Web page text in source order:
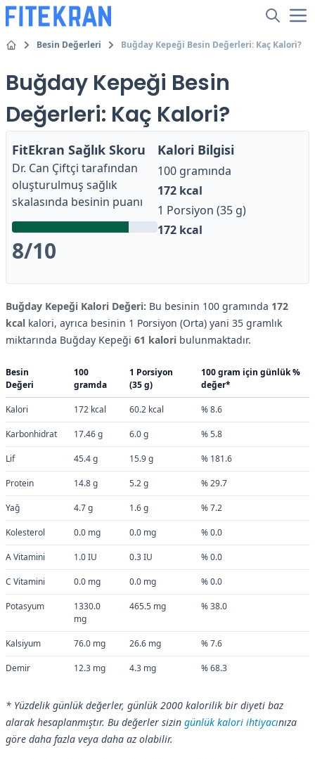
Besin Değerleri Buğday Kepeği Besin Değerleri: Kaç Kalori?
Buğday Kepeği Besin
Değerleri: Kaç Kalori?
FitEkran Sağlık Skoru
Dr. Can Çiftçi tarafından
oluşturulmuş sağlık
skalasında besinin puanı
8/10
Kalori Bilgisi
100 gramında
172 kcal
1 Porsiyon (35 g)
172 kcal
Buğday Kepeği Kalori Değeri: Bu besinin 100 gramında 172
kcal kalori, ayrıca besinin 1 Porsiyon (Orta) yani 35 gramlık
miktarında Buğday Kepeği 61 kalori bulunmaktadır.
Besin
Değeri
100
gramda
1 Porsiyon
(35 g)
100 gram için günlük %
değer*
Kalori 172 kcal 60.2 kcal % 8.6
Karbonhidrat 17.46 g 6.0 g % 5.8
Lif 45.4 g 15.9 g % 181.6
Protein 14.8 g 5.2 g % 29.7
Yağ 4.7 g 1.6 g % 7.2
Kolesterol 0.0 mg 0.0 mg % 0.0
A Vitamini 1.0 IU 0.3 IU % 0.0
C Vitamini 0.0 mg 0.0 mg % 0.0
Potasyum
1330.0
mg
465.5 mg % 38.0
Kalsiyum 76.0 mg 26.6 mg % 7.6
Demir 12.3 mg 4.3 mg % 68.3
* Yüzdelik günlük değerler, günlük 2000 kalorilik bir diyeti baz
alarak hesaplanmıştır. Bu değerler sizin günlük kalori ihtiyacınıza
göre daha fazla veya daha az olabilir.